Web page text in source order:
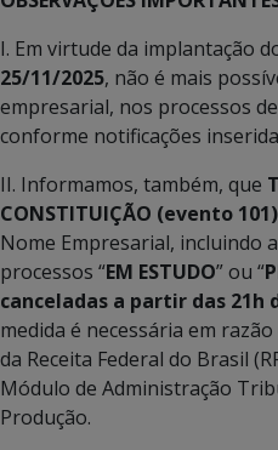
I. Em virtude da implantação
25/11/2025, não é mais
empresarial, nos processos
conforme notificações
II. Informamos, também, que
CONSTITUIÇÃO (evento 101)
Nome Empresarial, incluindo
processos “EM ESTUDO” ou “
canceladas a partir das 21h
medida é necessária em
da Receita Federal do Brasil
Módulo de Administração
Produção.